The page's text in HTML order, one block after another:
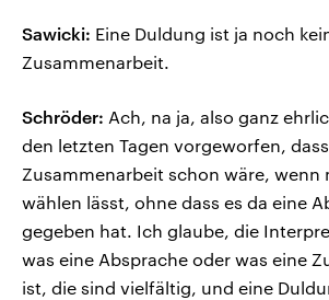
Sawicki: Eine Duldung ist ja noch
Zusammenarbeit.
Schröder: Ach, na ja, also ganz
den letzten Tagen vorgeworfen, dass
Zusammenarbeit schon wäre, wenn
wählen lässt, ohne dass es da eine
gegeben hat. Ich glaube, die
was eine Absprache oder was eine
ist, die sind vielfältig, und eine